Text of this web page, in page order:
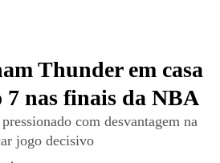
Thunder em casa
7 nas finais da NBA
com desvantagem na
jogo decisivo